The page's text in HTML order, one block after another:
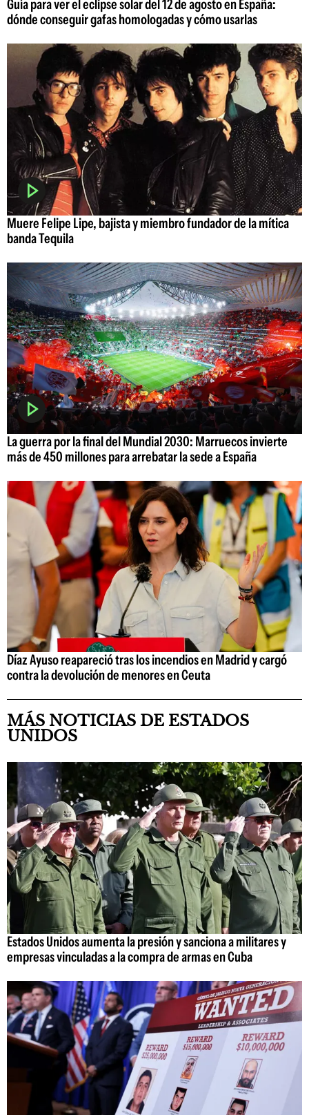
Guía para ver el eclipse solar del 12 de agosto en España:
dónde conseguir gafas homologadas y cómo usarlas
Muere Felipe Lipe, bajista y miembro fundador de la mítica
banda Tequila
La guerra por la final del Mundial 2030: Marruecos invierte
más de 450 millones para arrebatar la sede a España
Díaz Ayuso reapareció tras los incendios en Madrid y cargó
contra la devolución de menores en Ceuta
MÁS NOTICIAS DE ESTADOS
UNIDOS
Estados Unidos aumenta la presión y sanciona a militares y
empresas vinculadas a la compra de armas en Cuba